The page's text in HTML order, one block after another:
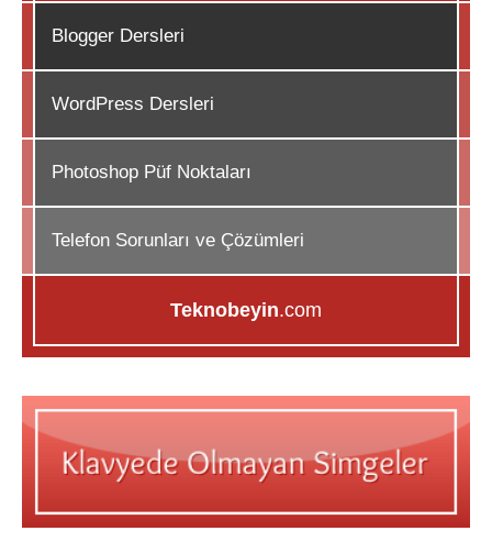
Blogger Dersleri
WordPress Dersleri
Photoshop Püf Noktaları
Telefon Sorunları ve Çözümleri
Teknobeyin.com